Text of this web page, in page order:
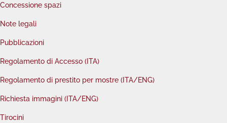
Concessione spazi
Note legali
Pubblicazioni
Regolamento di Accesso (ITA)
Regolamento di prestito per mostre (ITA/ENG)
Richiesta immagini (ITA/ENG)
Tirocini